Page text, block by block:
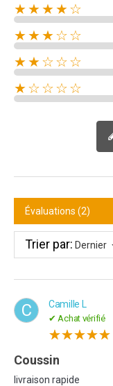
★★★★☆
★★★☆☆
★★☆☆☆
★☆☆☆☆
Évaluations (2)
Trier par: Dernier
C Camille L
✔ Achat vérifié
coussin
livraison rapide